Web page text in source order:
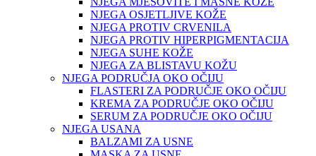
NJEGA OSJETLJIVE KOŽE
NJEGA PROTIV CRVENILA
NJEGA PROTIV HIPERPIGMENTACIJA
NJEGA SUHE KOŽE
NJEGA ZA BLISTAVU KOŽU
NJEGA PODRUČJA OKO OČIJU
FLASTERI ZA PODRUČJE OKO OČIJU
KREMA ZA PODRUČJE OKO OČIJU
SERUM ZA PODRUČJE OKO OČIJU
NJEGA USANA
BALZAMI ZA USNE